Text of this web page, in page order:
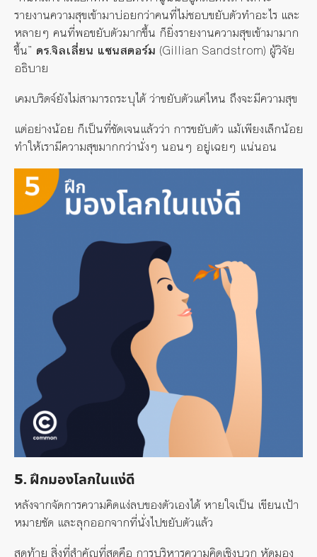
รายงานความสุขเข้ามาบ่อยกว่าคนที่ไม่ชอบขยับตัวทำอะไร และ
หลายๆ คนที่พอขยับตัวมากขึ้น ก็ยิ่งรายงานความสุขเข้ามามาก
ขึ้น” ดร.จิลเลี่ยน แซนสตอร์ม (Gillian Sandstrom) ผู้วิจัย
อธิบาย
เคมบริดจ์ยังไม่สามารถระบุได้ ว่าขยับตัวแค่ไหน ถึงจะมีความสุข
แต่อย่างน้อย ก็เป็นที่ชัดเจนแล้วว่า การขยับตัว แม้เพียงเล็กน้อย
ทำให้เรามีความสุขมากกว่านั่งๆ นอนๆ อยู่เฉยๆ แน่นอน
5. ฝึกมองโลกในแง่ดี
หลังจากจัดการความคิดแง่ลบของตัวเองได้ หายใจเป็น เขียนเป้า
หมายชัด และลุกออกจากที่นั่งไปขยับตัวแล้ว
สุดท้าย สิ่งที่สำคัญที่สุดคือ การบริหารความคิดเชิงบวก หัดมอง